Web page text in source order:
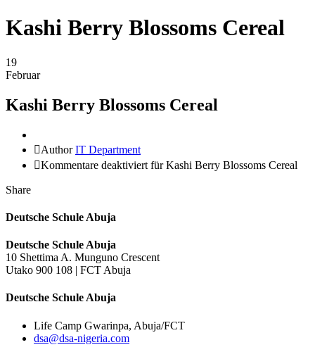
Kashi Berry Blossoms Cereal
19
Februar
Kashi Berry Blossoms Cereal
AuthorIT Department
Kommentare deaktiviert für Kashi Berry Blossoms Cereal
Share
Deutsche Schule Abuja
Deutsche Schule Abuja
10 Shettima A. Munguno Crescent
Utako 900 108 | FCT Abuja
Deutsche Schule Abuja
Life Camp Gwarinpa, Abuja/FCT
dsa@dsa-nigeria.com